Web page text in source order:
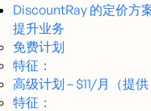
DiscountRay 的定价方
提升业务
免费计划
特征：
高级计划 – $11/月（提供
特征：